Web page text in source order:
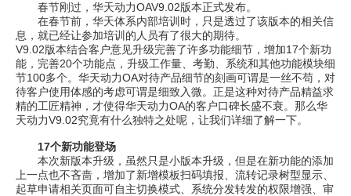
春节刚过，华天动力OAV9.02版本正式发布。
在春节前，华天体系内部培训时，只是透过了该版本的相关信
息，就已经让参加培训的人员有了很大的期待。
V9.02版本结合客户意见升级完善了许多功能细节，增加17个新功
能，完善20个功能点，升级工作量、考勤、系统和其他功能模块细
节100多个。华天动力OA对待产品细节的刻画可谓是一丝不苟，对
待客户使用体感的考虑可谓是细致入微。正是这种对待产品精益求
精的工匠精神，才使得华天动力OA的客户口碑长盛不衰。那么华
天动力V9.02究竟有什么独特之处呢，让我们详细了解一下。
17个新功能登场
本次新版本升级，虽然只是小版本升级，但是在新功能的添加
上一点也不吝啬，增加了新增模板扫码填报、流转记录树型显示、
起草申请相关页面可自主切换模式、系统分发转发的权限增强、审